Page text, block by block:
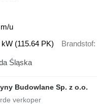
u
kW (115.64 PK) Brandstof
Śląska
Budowlane Sp. z o.o.